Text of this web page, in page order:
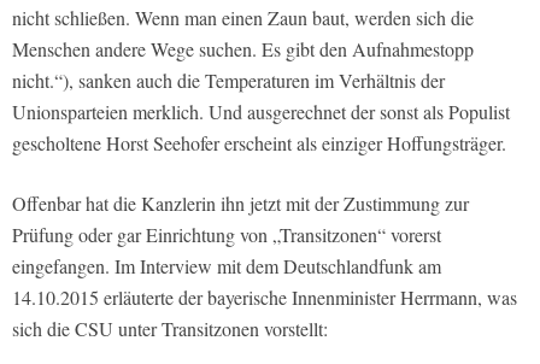
nicht schließen. Wenn man einen Zaun baut, werden sich die
Menschen andere Wege suchen. Es gibt den Aufnahmestopp
nicht.“), sanken auch die Temperaturen im Verhältnis der
Unionsparteien merklich. Und ausgerechnet der sonst als Populist
gescholtene Horst Seehofer erscheint als einziger Hoffungsträger.
Offenbar hat die Kanzlerin ihn jetzt mit der Zustimmung zur
Prüfung oder gar Einrichtung von „Transitzonen“ vorerst
eingefangen. Im Interview mit dem Deutschlandfunk am
14.10.2015 erläuterte der bayerische Innenminister Herrmann, was
sich die CSU unter Transitzonen vorstellt: